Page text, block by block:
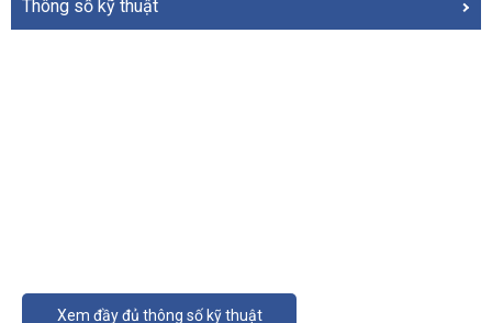
Thông số kỹ thuật
Xem đầy đủ thông số kỹ thuật